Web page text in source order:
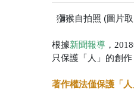
獼猴自拍照 (圖片
根據新聞報導 ，
只保護「人」的創
著作權法僅保護「